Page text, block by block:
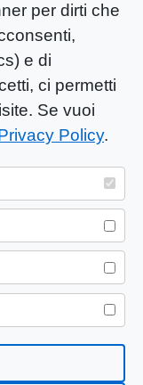
per dirti che
e di
ci permetti
Se vuoi
Policy.
testata
S.R.L.
Maria
31/01/2025 |
MARIA